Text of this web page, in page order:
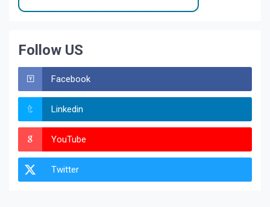
Follow US
Facebook
Linkedin
YouTube
Twitter